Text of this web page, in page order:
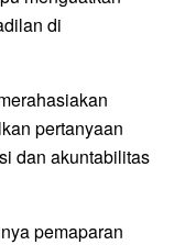
di
pertanyaan
dan akuntabilitas
pemaparan